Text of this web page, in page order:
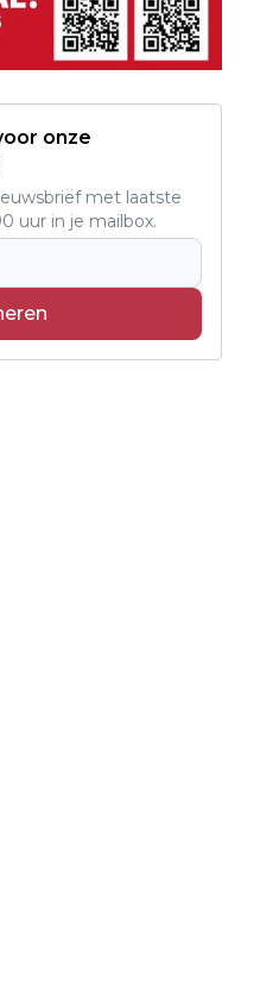
onze
met laatste
uur in je mailbox.